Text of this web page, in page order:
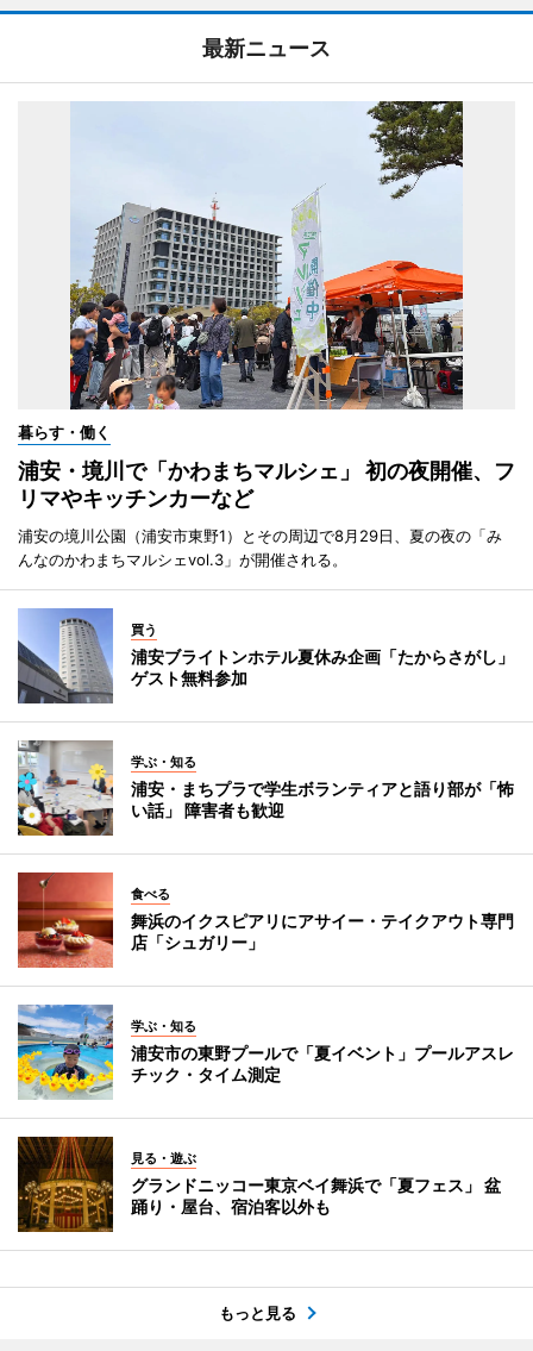
最新ニュース
暮らす・働く
浦安・境川で「かわまちマルシェ」 初の夜開催、フ
リマやキッチンカーなど
浦安の境川公園（浦安市東野1）とその周辺で8月29日、夏の夜の「み
んなのかわまちマルシェvol.3」が開催される。
買う
浦安ブライトンホテル夏休み企画「たからさがし」
ゲスト無料参加
学ぶ・知る
浦安・まちプラで学生ボランティアと語り部が「怖
い話」 障害者も歓迎
食べる
舞浜のイクスピアリにアサイー・テイクアウト専門
店「シュガリー」
学ぶ・知る
浦安市の東野プールで「夏イベント」プールアスレ
チック・タイム測定
見る・遊ぶ
グランドニッコー東京ベイ舞浜で「夏フェス」 盆
踊り・屋台、宿泊客以外も
もっと見る